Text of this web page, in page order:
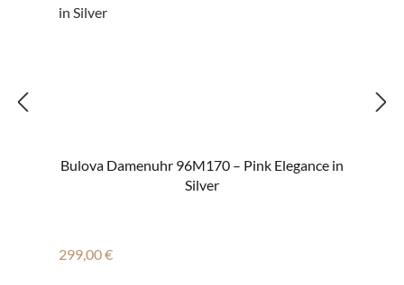
Bulova Damenuhr 96M170 – Pink Elegance in
Silver
Regulärer Preis:
299,00 €